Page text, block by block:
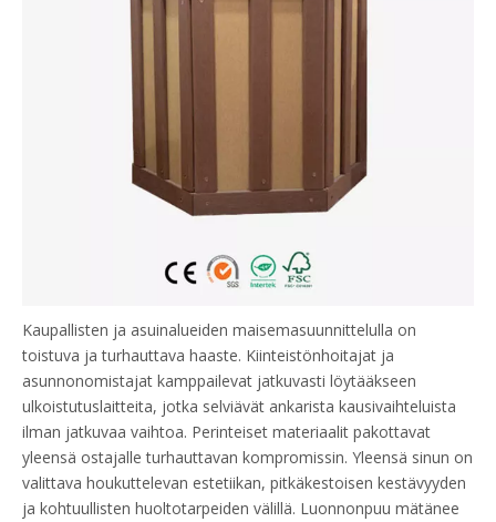
Kaupallisten ja asuinalueiden maisemasuunnittelulla on
toistuva ja turhauttava haaste. Kiinteistönhoitajat ja
asunnonomistajat kamppailevat jatkuvasti löytääkseen
ulkoistutuslaitteita, jotka selviävät ankarista kausivaihteluista
ilman jatkuvaa vaihtoa. Perinteiset materiaalit pakottavat
yleensä ostajalle turhauttavan kompromissin. Yleensä sinun on
valittava houkuttelevan estetiikan, pitkäkestoisen kestävyyden
ja kohtuullisten huoltotarpeiden välillä. Luonnonpuu mätänee